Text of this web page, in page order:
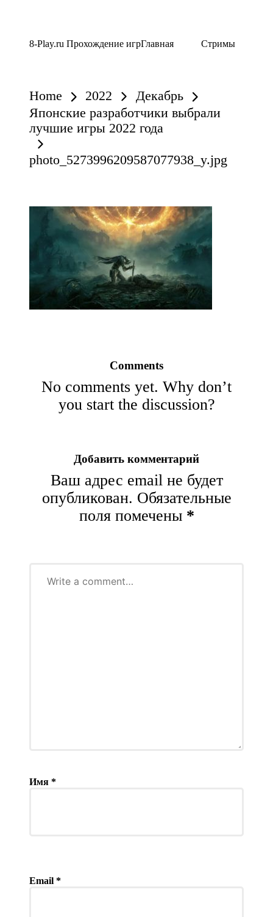
8-Play.ru Прохождение игрГлавная Стримы
Home 2022
Декабрь
Японские разработчики выбрали
лучшие игры 2022 года
photo_5273996209587077938_y.jpg
Comments
No comments yet. Why don’t
you start the discussion?
Добавить комментарий
Ваш адрес email не будет
опубликован. Обязательные
поля помечены *
Имя *
Email *